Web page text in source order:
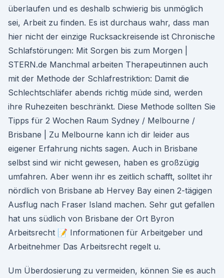
überlaufen und es deshalb schwierig bis unmöglich
sei, Arbeit zu finden. Es ist durchaus wahr, dass man
hier nicht der einzige Rucksackreisende ist Chronische
Schlafstörungen: Mit Sorgen bis zum Morgen |
STERN.de Manchmal arbeiten Therapeutinnen auch
mit der Methode der Schlafrestriktion: Damit die
Schlechtschläfer abends richtig müde sind, werden
ihre Ruhezeiten beschränkt. Diese Methode sollten Sie
Tipps für 2 Wochen Raum Sydney / Melbourne /
Brisbane | Zu Melbourne kann ich dir leider aus
eigener Erfahrung nichts sagen. Auch in Brisbane
selbst sind wir nicht gewesen, haben es großzügig
umfahren. Aber wenn ihr es zeitlich schafft, solltet ihr
nördlich von Brisbane ab Hervey Bay einen 2-tägigen
Ausflug nach Fraser Island machen. Sehr gut gefallen
hat uns südlich von Brisbane der Ort Byron
Arbeitsrecht 📝 Informationen für Arbeitgeber und
Arbeitnehmer Das Arbeitsrecht regelt u.
Um Überdosierung zu vermeiden, können Sie es auch